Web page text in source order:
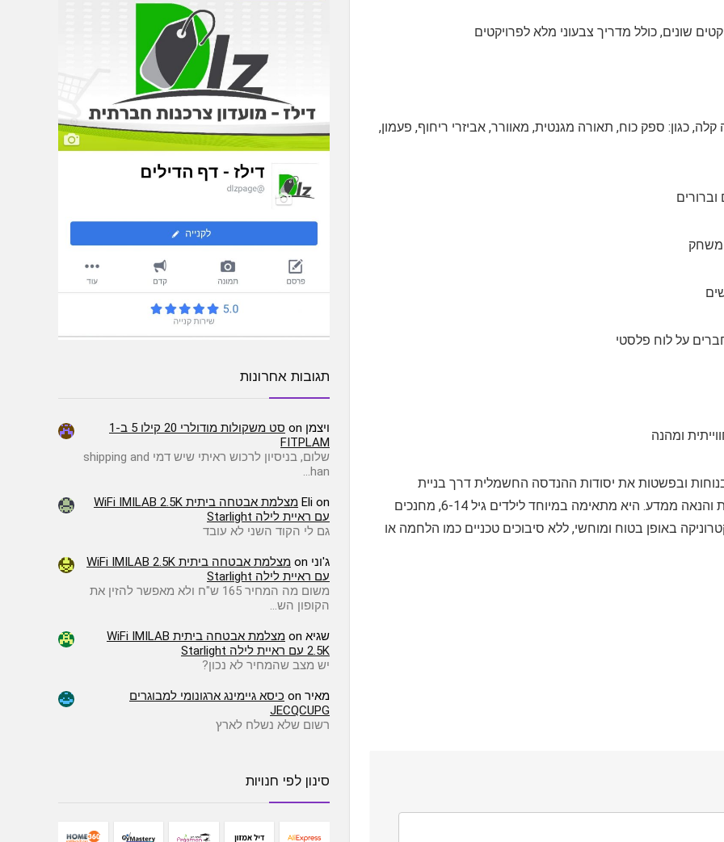
קלה, כגון: ספק כוח, תאורה מגנטית, מאוורר, אביזרי ריחוף, פעמון,
על לוח פלסטי
ומהנה
ובפשטות את יסודות ההנדסה החשמלית דרך בניית
פרויקטים מעשיים, תוך עידוד יצירתיות, חשיבה פתרונית והנאה ממדע. היא מתאימה במיוחד לילדים גיל 6-14, מחנכים
באופן בטוח ומוחשי, ללא סיבוכים טכניים כמו הלחמה או
תגובות אחרונות
ויצמן on
סט משקולות מודולרי 20 קילו 5 ב-1
FITPLAM
שלום, בניסיון לרכוש ראיתי שיש דמי shipping and
han…
Eli on
מצלמת אבטחה ביתית WiFi IMILAB 2.5K
עם ראיית לילה Starlight
גם לי הקוד השני לא עובד
ג'וני on
מצלמת אבטחה ביתית WiFi IMILAB 2.5K
עם ראיית לילה Starlight
משום מה המחיר 165 ש"ח ולא מאפשר להזין את
הקופון הש…
שגיא on
מצלמת אבטחה ביתית WiFi IMILAB
2.5K עם ראיית לילה Starlight
יש מצב שהמחיר לא נכון?
מאיר on כיסא גיימינג ארגונומי למבוגרים
JECQCUPG
רשום שלא נשלח לארץ
סינון לפי חנויות